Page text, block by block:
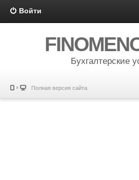
Войти
Бухгалтерские
Полная версия сайта